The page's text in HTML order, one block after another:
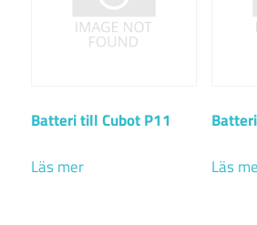
Batteri till Cubot P11
Läs mer
Läs